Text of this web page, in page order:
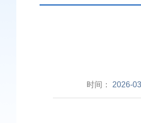
时间： 2026-